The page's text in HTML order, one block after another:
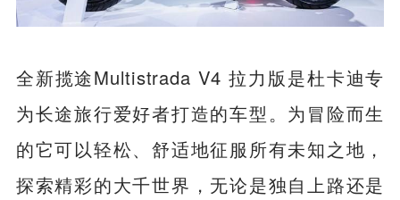
全新揽途Multistrada V4 拉力版是杜卡迪专
为长途旅行爱好者打造的车型。为冒险而生
的它可以轻松、舒适地征服所有未知之地，
探索精彩的大千世界，无论是独自上路还是